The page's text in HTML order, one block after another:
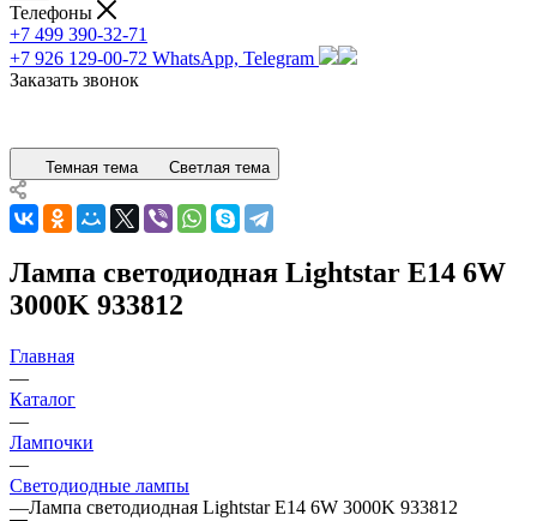
Телефоны
+7 499 390-32-71
+7 926 129-00-72 WhatsApp, Telegram
Заказать звонок
Темная тема Светлая тема
Лампа светодиодная Lightstar E14 6W
3000K 933812
Главная
—
Каталог
—
Лампочки
—
Светодиодные лампы
—Лампа светодиодная Lightstar E14 6W 3000K 933812